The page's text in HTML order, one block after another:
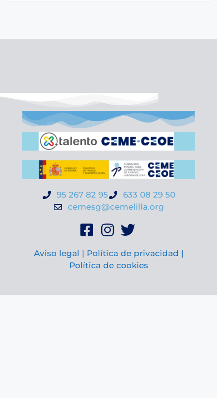
95 267 82 95
633 08 29 50
cemesg@cemelilla.org
Aviso legal | Política de privacidad |
Política de cookies